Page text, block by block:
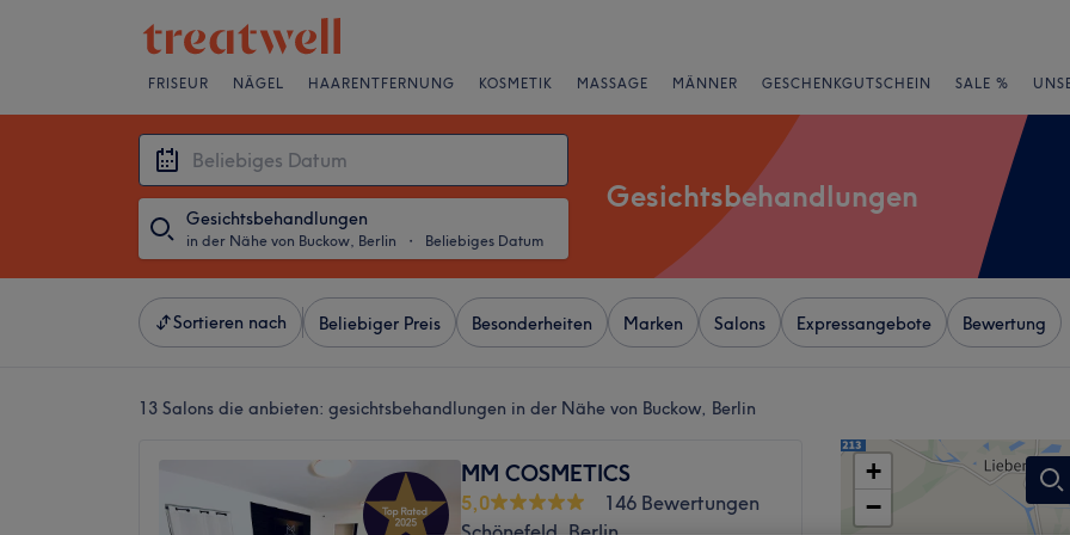
FRISEUR NÄGEL HAARENTFERNUNG KOSMETIK MASSAGE MÄNNER GESCHENKGUTSCHEIN SALE %
Gesichtsbehandlungen
in der Nähe von Buckow, Berlin ・ Beliebiges Datum
Gesichtsbehandlungen
Sortieren nach Beliebiger Preis Besonderheiten Marken Salons Expressangebote Bewertung
13 Salons die anbieten: gesichtsbehandlungen in der Nähe von Buckow, Berlin
MM COSMETICS
5,0
146 Bewertungen
+
−